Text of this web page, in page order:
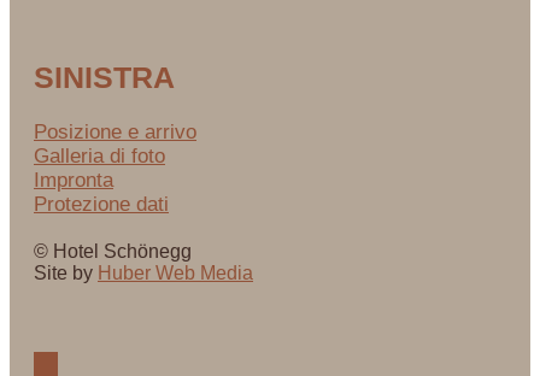
SINISTRA
Posizione e arrivo
Galleria di foto
Impronta
Protezione dati
© Hotel Schönegg
Site by Huber Web Media